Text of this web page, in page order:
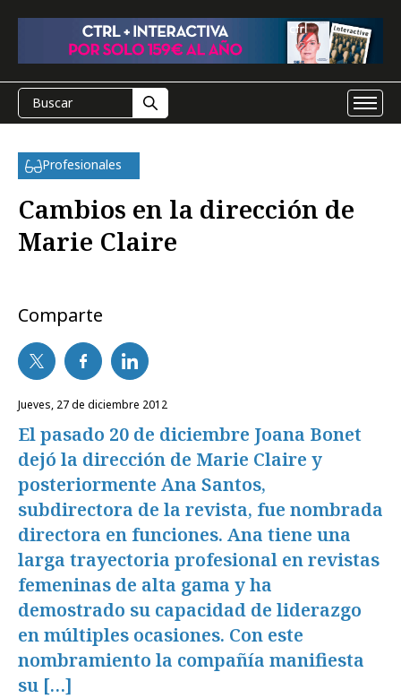
Profesionales
Cambios en la dirección de
Marie Claire
Comparte
jueves, 27 de diciembre 2012
El pasado 20 de diciembre Joana Bonet
dejó la dirección de Marie Claire y
posteriormente Ana Santos,
subdirectora de la revista, fue nombrada
directora en funciones. Ana tiene una
larga trayectoria profesional en revistas
femeninas de alta gama y ha
demostrado su capacidad de liderazgo
en múltiples ocasiones. Con este
nombramiento la compañía manifiesta
su […]